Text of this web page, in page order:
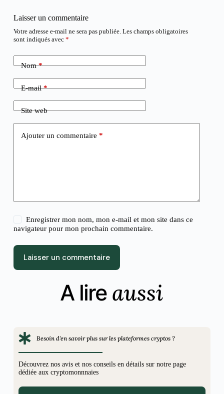
Laisser un commentaire
Votre adresse e-mail ne sera pas publiée. Les champs obligatoires
sont indiqués avec *
Nom*
E-mail*
Site web
Ajouter un commentaire *
Enregistrer mon nom, mon e-mail et mon site dans ce
navigateur pour mon prochain commentaire.
Laisser un commentaire
A lire aussi
Besoin d'en savoir plus sur les plateformes cryptos ?
Découvrez nos avis et nos conseils en détails sur notre page
dédiée aux cryptomonnnaies